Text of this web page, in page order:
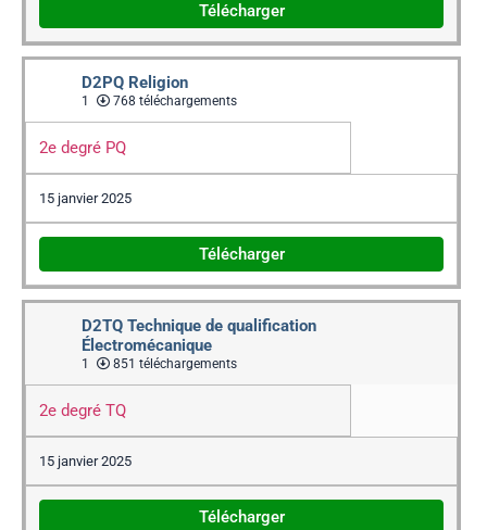
Télécharger
D2PQ Religion
1 768 téléchargements
2e degré PQ
15 janvier 2025
Télécharger
D2TQ Technique de qualification
Électromécanique
1 851 téléchargements
2e degré TQ
15 janvier 2025
Télécharger